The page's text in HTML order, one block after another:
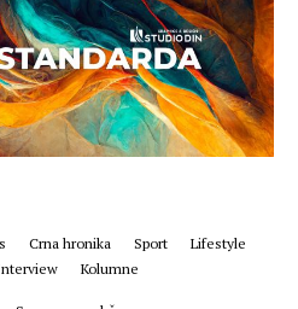
Crna hronika Sport
Lifestyle
Kolumne